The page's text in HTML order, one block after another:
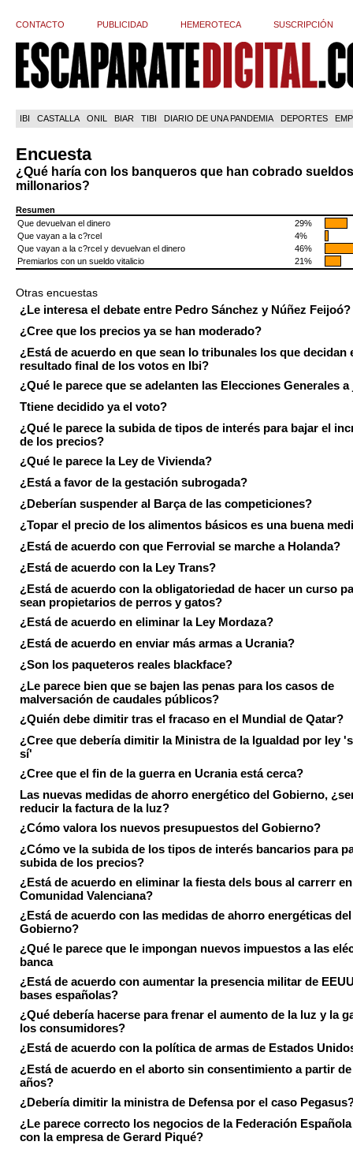
CONTACTO PUBLICIDAD HEMEROTECA SUSCRIPCIÓN
IBI CASTALLA ONIL BIAR TIBI DIARIO DE UNA PANDEMIA DEPORTES
Encuesta
¿Qué haría con los banqueros que han cobrado sueldos
millonarios?
Resumen
Que devuelvan el dinero
29%
Que vayan a la c?rcel
4%
Que vayan a la c?rcel y devuelvan el dinero
46%
Premiarlos con un sueldo vitalicio
21%
Otras encuestas
¿Le interesa el debate entre Pedro Sánchez y Núñez Feijoó?
¿Cree que los precios ya se han moderado?
¿Está de acuerdo en que sean lo tribunales los que decidan
resultado final de los votos en Ibi?
¿Qué le parece que se adelanten las Elecciones Generales
Ttiene decidido ya el voto?
¿Qué le parece la subida de tipos de interés para bajar el
de los precios?
¿Qué le parece la Ley de Vivienda?
¿Está a favor de la gestación subrogada?
¿Deberían suspender al Barça de las competiciones?
¿Topar el precio de los alimentos básicos es una buena
¿Está de acuerdo con que Ferrovial se marche a Holanda?
¿Está de acuerdo con la Ley Trans?
¿Está de acuerdo con la obligatoriedad de hacer un curso
sean propietarios de perros y gatos?
¿Está de acuerdo en eliminar la Ley Mordaza?
¿Está de acuerdo en enviar más armas a Ucrania?
¿Son los paqueteros reales blackface?
¿Le parece bien que se bajen las penas para los casos de
malversación de caudales públicos?
¿Quién debe dimitir tras el fracaso en el Mundial de Qatar?
¿Cree que debería dimitir la Ministra de la Igualdad por ley
sí'
¿Cree que el fin de la guerra en Ucrania está cerca?
Las nuevas medidas de ahorro energético del Gobierno,
reducir la factura de la luz?
¿Cómo valora los nuevos presupuestos del Gobierno?
¿Cómo ve la subida de los tipos de interés bancarios para
subida de los precios?
¿Está de acuerdo en eliminar la fiesta dels bous al carrerr
Comunidad Valenciana?
¿Está de acuerdo con las medidas de ahorro energéticas del
Gobierno?
¿Qué le parece que le impongan nuevos impuestos a las
banca
¿Está de acuerdo con aumentar la presencia militar de
bases españolas?
¿Qué debería hacerse para frenar el aumento de la luz y la
los consumidores?
¿Está de acuerdo con la política de armas de Estados
¿Está de acuerdo en el aborto sin consentimiento a partir
años?
¿Debería dimitir la ministra de Defensa por el caso
¿Le parece correcto los negocios de la Federación
con la empresa de Gerard Piqué?